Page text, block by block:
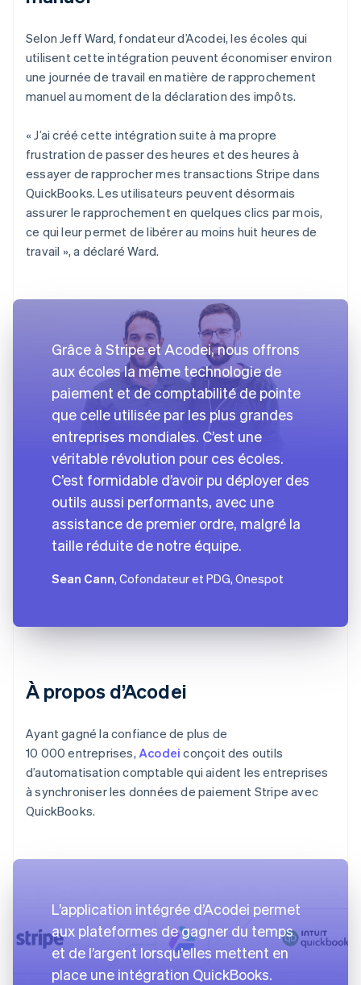
Selon Jeff Ward, fondateur d’Acodei, les écoles qui
utilisent cette intégration peuvent économiser environ
une journée de travail en matière de rapprochement
manuel au moment de la déclaration des impôts.
« J’ai créé cette intégration suite à ma propre
frustration de passer des heures et des heures à
essayer de rapprocher mes transactions Stripe dans
QuickBooks. Les utilisateurs peuvent désormais
assurer le rapprochement en quelques clics par mois,
ce qui leur permet de libérer au moins huit heures de
travail », a déclaré Ward.
Grâce à Stripe et Acodei, nous offrons
aux écoles la même technologie de
paiement et de comptabilité de pointe
que celle utilisée par les plus grandes
entreprises mondiales. C’est une
véritable révolution pour ces écoles.
C’est formidable d’avoir pu déployer des
outils aussi performants, avec une
assistance de premier ordre, malgré la
taille réduite de notre équipe.
Sean Cann, Cofondateur et PDG, Onespot
À propos d’Acodei
Ayant gagné la confiance de plus de
10 000 entreprises, Acodei conçoit des outils
d’automatisation comptable qui aident les entreprises
à synchroniser les données de paiement Stripe avec
QuickBooks.
L’application intégrée d’Acodei permet
aux plateformes de gagner du temps
et de l’argent lorsqu’elles mettent en
place une intégration QuickBooks.